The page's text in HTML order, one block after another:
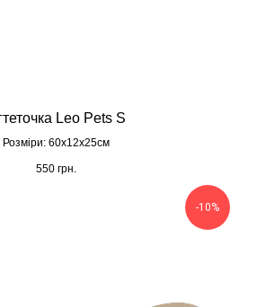
Leo Pets S
Розміри: 60х12х25cм
550 грн.
-10%